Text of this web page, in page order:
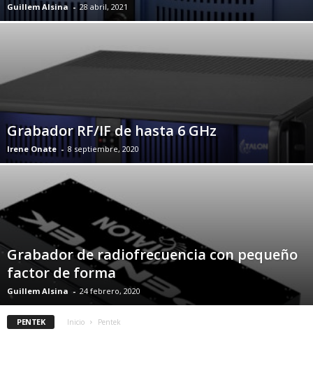
Guillem Alsina - 28 abril, 2021
Grabador RF/IF de hasta 6 GHz
Irene Onate - 8 septiembre, 2020
Grabador de radiofrecuencia con pequeño
factor de forma
Guillem Alsina - 24 febrero, 2020
PENTEK Inicio Pentek